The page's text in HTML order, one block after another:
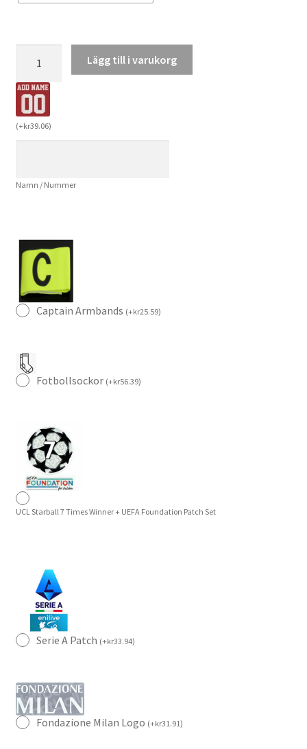
Milan
Hemmaställ
2026/27
Barn
Tröja
mängd
Lägg till i varukorg
(+kr39.06)
Namn / Nummer
Captain Armbands (+kr25.59)
Fotbollsockor (+kr56.39)
UCL Starball 7 Times Winner + UEFA Foundation Patch Set
Serie A Patch (+kr33.94)
Fondazione Milan Logo (+kr31.91)